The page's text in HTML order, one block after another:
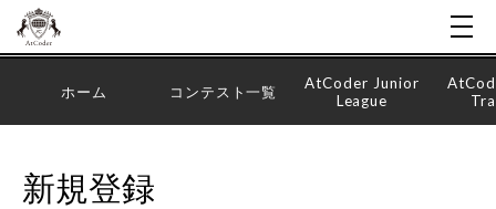
ホーム コンテスト一覧
AtCoder Junior
League
新規登録